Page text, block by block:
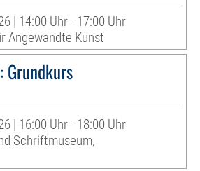
| 14:00 Uhr - 17:00 Uhr
Angewandte Kunst
Grundkurs
| 16:00 Uhr - 18:00 Uhr
Schriftmuseum,